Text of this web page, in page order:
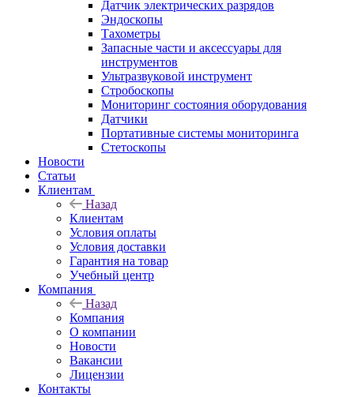
Датчик электрических разрядов
Эндоскопы
Тахометры
Запасные части и аксессуары для
инструментов
Ультразвуковой инструмент
Стробоскопы
Мониторинг состояния оборудования
Датчики
Портативные системы мониторинга
Стетоскопы
Новости
Статьи
Клиентам
Назад
Клиентам
Условия оплаты
Условия доставки
Гарантия на товар
Учебный центр
Компания
Назад
Компания
О компании
Новости
Вакансии
Лицензии
Контакты